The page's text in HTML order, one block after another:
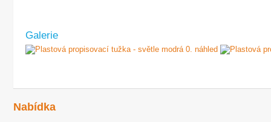
Galerie
Nabídka